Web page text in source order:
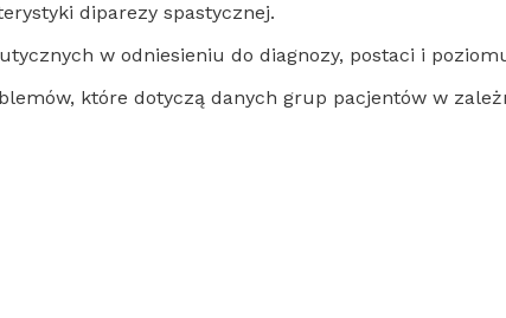
diparezy spastycznej.
w odniesieniu do diagnozy, postaci i
które dotyczą danych grup pacjentów w